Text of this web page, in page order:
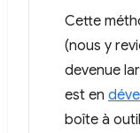
Cette
(nous y
devenue
est en
boîte à